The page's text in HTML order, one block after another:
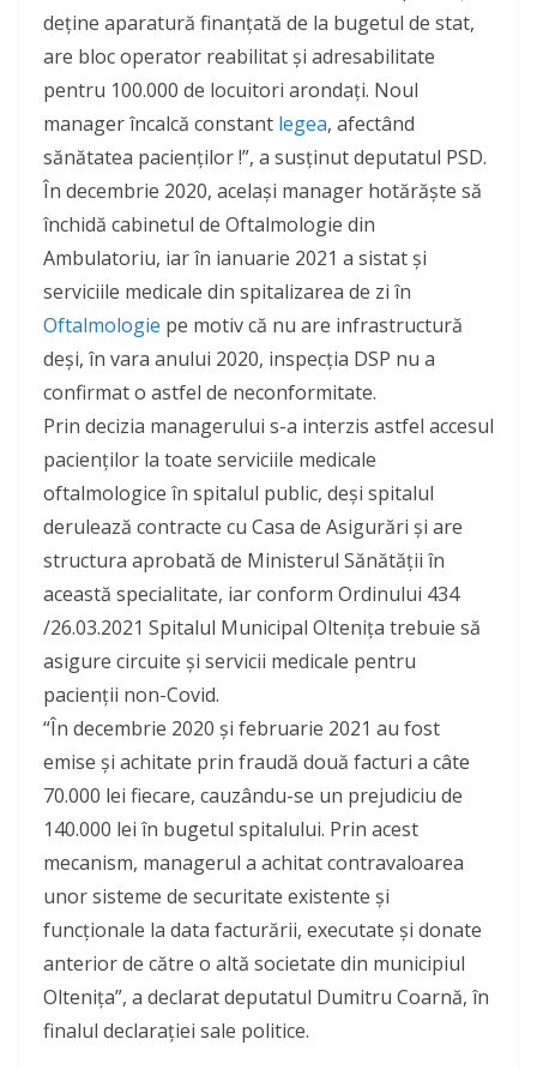
deține aparatură finanțată de la bugetul de stat,
are bloc operator reabilitat și adresabilitate
pentru 100.000 de locuitori arondați. Noul
manager încalcă constant legea, afectând
sănătatea pacienților !”, a susținut deputatul PSD.
În decembrie 2020, același manager hotărăște să
închidă cabinetul de Oftalmologie din
Ambulatoriu, iar în ianuarie 2021 a sistat și
serviciile medicale din spitalizarea de zi în
Oftalmologie pe motiv că nu are infrastructură
deși, în vara anului 2020, inspecția DSP nu a
confirmat o astfel de neconformitate.
Prin decizia managerului s-a interzis astfel accesul
pacienților la toate serviciile medicale
oftalmologice în spitalul public, deși spitalul
derulează contracte cu Casa de Asigurări și are
structura aprobată de Ministerul Sănătății în
această specialitate, iar conform Ordinului 434
/26.03.2021 Spitalul Municipal Oltenița trebuie să
asigure circuite și servicii medicale pentru
pacienții non-Covid.
“În decembrie 2020 și februarie 2021 au fost
emise și achitate prin fraudă două facturi a câte
70.000 lei fiecare, cauzându-se un prejudiciu de
140.000 lei în bugetul spitalului. Prin acest
mecanism, managerul a achitat contravaloarea
unor sisteme de securitate existente și
funcționale la data facturării, executate și donate
anterior de către o altă societate din municipiul
Oltenița”, a declarat deputatul Dumitru Coarnă, în
finalul declarației sale politice.